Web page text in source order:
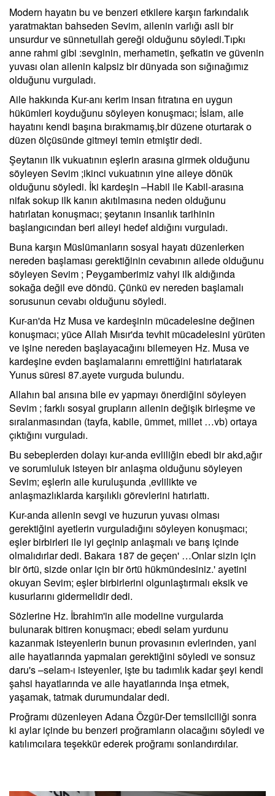
Modern hayatın bu ve benzeri etkilere karşın farkındalık
yaratmaktan bahseden Sevim, ailenin varlığı asli bir
unsurdur ve sünnetullah gereği olduğunu söyledi.Tıpkı
anne rahmi gibi :sevginin, merhametin, şefkatin ve güvenin
yuvası olan ailenin kalpsiz bir dünyada son sığınağımız
olduğunu vurguladı.
Aile hakkında Kur-anı kerim insan fıtratına en uygun
hükümleri koyduğunu söyleyen konuşmacı; İslam, aile
hayatını kendi başına bırakmamış,bir düzene oturtarak o
düzen ölçüsünde gitmeyi temin etmiştir dedi.
Şeytanın ilk vukuatının eşlerin arasına girmek olduğunu
söyleyen Sevim ;ikinci vukuatının yine aileye dönük
olduğunu söyledi. İki kardeşin –Habil ile Kabil-arasına
nifak sokup ilk kanın akıtılmasına neden olduğunu
hatırlatan konuşmacı; şeytanın insanlık tarihinin
başlangıcından beri aileyi hedef aldığını vurguladı.
Buna karşın Müslümanların sosyal hayatı düzenlerken
nereden başlaması gerektiğinin cevabının ailede olduğunu
söyleyen Sevim ; Peygamberimiz vahyi ilk aldığında
sokağa değil eve döndü. Çünkü ev nereden başlamalı
sorusunun cevabı olduğunu söyledi.
Kur-an'da Hz Musa ve kardeşinin mücadelesine değinen
konuşmacı; yüce Allah Mısır'da tevhit mücadelesini yürüten
ve işine nereden başlayacağını bilemeyen Hz. Musa ve
kardeşine evden başlamalarını emrettiğini hatırlatarak
Yunus süresi 87.ayete vurguda bulundu.
Allahın bal arısına bile ev yapmayı önerdiğini söyleyen
Sevim ; farklı sosyal grupların ailenin değişik birleşme ve
sıralanmasından (tayfa, kabile, ümmet, millet …vb) ortaya
çıktığını vurguladı.
Bu sebeplerden dolayı kur-anda evliliğin ebedi bir akd,ağır
ve sorumluluk isteyen bir anlaşma olduğunu söyleyen
Sevim; eşlerin aile kuruluşunda ,evlilikte ve
anlaşmazlıklarda karşılıklı görevlerini hatırlattı.
Kur-anda ailenin sevgi ve huzurun yuvası olması
gerektiğini ayetlerin vurguladığını söyleyen konuşmacı;
eşler birbirleri ile iyi geçinip anlaşmalı ve barış içinde
olmalıdırlar dedi. Bakara 187 de geçen' …Onlar sizin için
bir örtü, sizde onlar için bir örtü hükmündesiniz.' ayetini
okuyan Sevim; eşler birbirlerini olgunlaştırmalı eksik ve
kusurlarını gidermelidir dedi.
Sözlerine Hz. İbrahim'in aile modeline vurgularda
bulunarak bitiren konuşmacı; ebedi selam yurdunu
kazanmak isteyenlerin bunun provasının evlerinden, yani
aile hayatlarında yapmaları gerektiğini söyledi ve sonsuz
daru's –selam-ı isteyenler, işte bu tadımlık kadar şeyi kendi
şahsi hayatlarında ve aile hayatlarında inşa etmek,
yaşamak, tatmak durumundalar dedi.
Proğramı düzenleyen Adana Özgür-Der temsilciliği sonra
ki aylar içinde bu benzeri proğramların olacağını söyledi ve
katılımcılara teşekkür ederek proğramı sonlandırdılar.